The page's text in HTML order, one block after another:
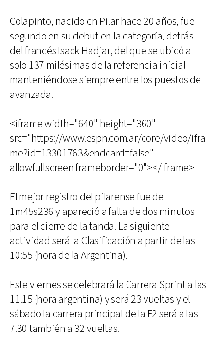
Colapinto, nacido en Pilar hace 20 años, fue
segundo en su debut en la categoría, detrás
del francés Isack Hadjar, del que se ubicó a
solo 137 milésimas de la referencia inicial
manteniéndose siempre entre los puestos de
avanzada.
<iframe width="640" height="360"
src="https://www.espn.com.ar/core/video/ifra
me?id=13301763&endcard=false"
allowfullscreen frameborder="0"></iframe>
El mejor registro del pilarense fue de
1m45s236 y apareció a falta de dos minutos
para el cierre de la tanda. La siguiente
actividad será la Clasificación a partir de las
10:55 (hora de la Argentina).
Este viernes se celebrará la Carrera Sprint a las
11.15 (hora argentina) y será 23 vueltas y el
sábado la carrera principal de la F2 será a las
7.30 también a 32 vueltas.